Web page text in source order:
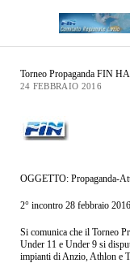
Torneo Propaganda FIN
24 FEBBRAIO 2016
OGGETTO: Propaganda-
2° incontro 28 febbraio
Si comunica che il Torneo
Under 11 e Under 9 si
impianti di Anzio, Athlon e